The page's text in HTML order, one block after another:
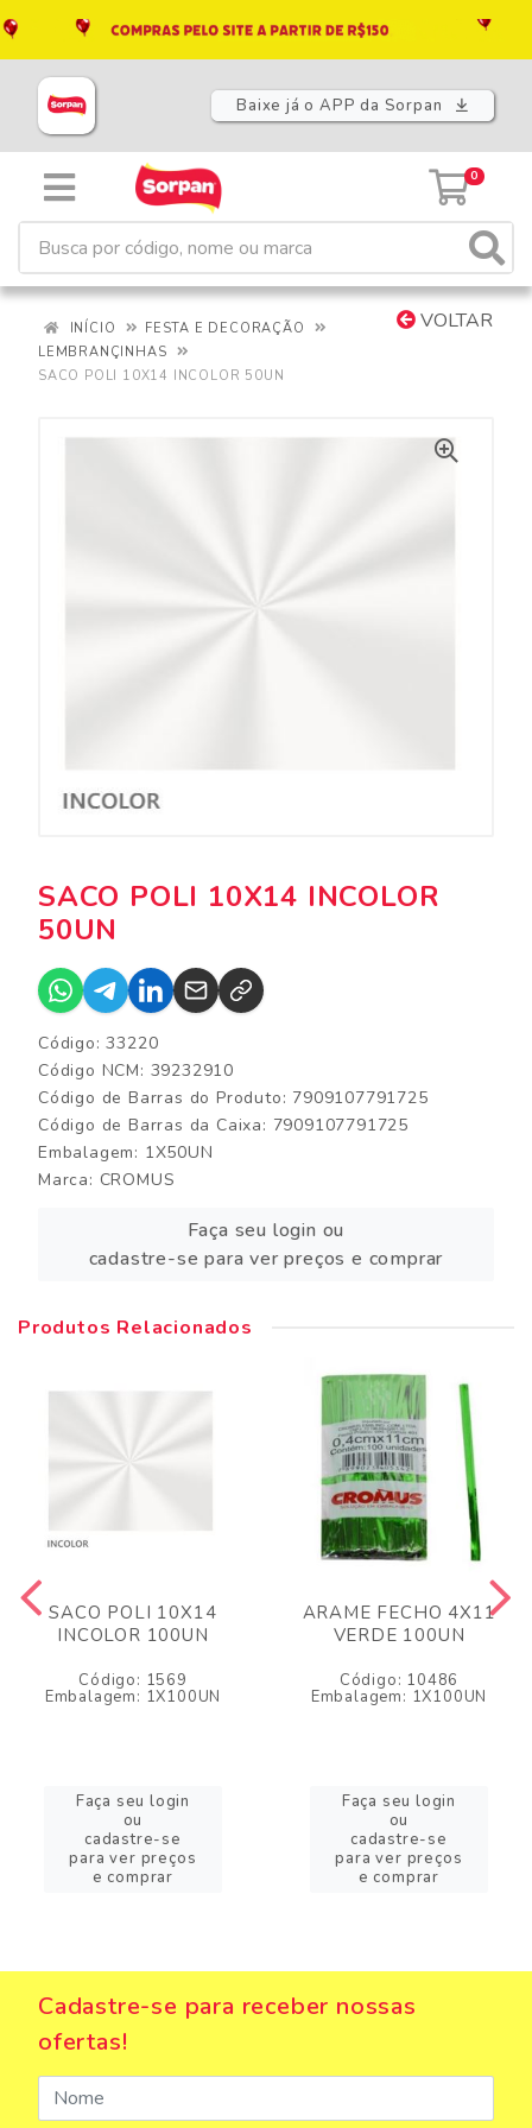
Baixe já o APP da Sorpan
0
VOLTAR
INÍCIO
FESTA E DECORAÇÃO
LEMBRANÇINHAS
SACO POLI 10X14 INCOLOR 50UN
SACO POLI 10X14 INCOLOR
50UN
Código: 33220
Código NCM: 39232910
Código de Barras do Produto: 7909107791725
Código de Barras da Caixa: 7909107791725
Embalagem: 1X50UN
Marca: CROMUS
Faça seu login ou
cadastre-se para ver preços e comprar
Produtos Relacionados
SACO POLI 10X14
INCOLOR 100UN
Código: 1569
Embalagem: 1X100UN
Faça seu login
ou
cadastre-se
para ver preços
e comprar
ARAME FECHO 4X11
VERDE 100UN
Código: 10486
Embalagem: 1X100UN
Faça seu login
ou
cadastre-se
para ver preços
e comprar
Cadastre-se para receber nossas
ofertas!